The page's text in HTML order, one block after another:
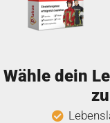
Wähle dein